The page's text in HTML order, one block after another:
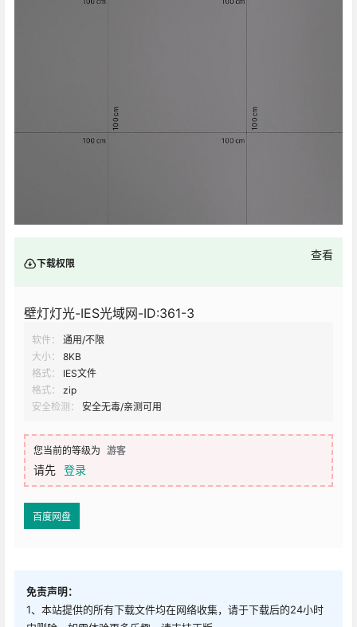
下载权限
查看
壁灯灯光-IES光域网-ID:361-3
软件：
通用/不限
大小：
8KB
格式：
IES文件
格式：
zip
安全检测：
安全无毒/亲测可用
您当前的等级为 游客
请先 登录
百度网盘
免责声明：
1、本站提供的所有下载文件均在网络收集，请于下载后的24小时